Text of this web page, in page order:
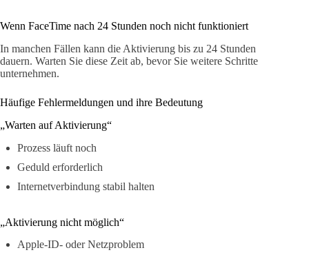
Wenn FaceTime nach 24 Stunden noch nicht funktioniert
In manchen Fällen kann die Aktivierung bis zu 24 Stunden
dauern. Warten Sie diese Zeit ab, bevor Sie weitere Schritte
unternehmen.
Häufige Fehlermeldungen und ihre Bedeutung
„Warten auf Aktivierung“
Prozess läuft noch
Geduld erforderlich
Internetverbindung stabil halten
„Aktivierung nicht möglich“
Apple-ID- oder Netzproblem